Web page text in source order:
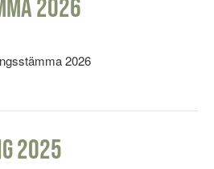
2026
2026
2025